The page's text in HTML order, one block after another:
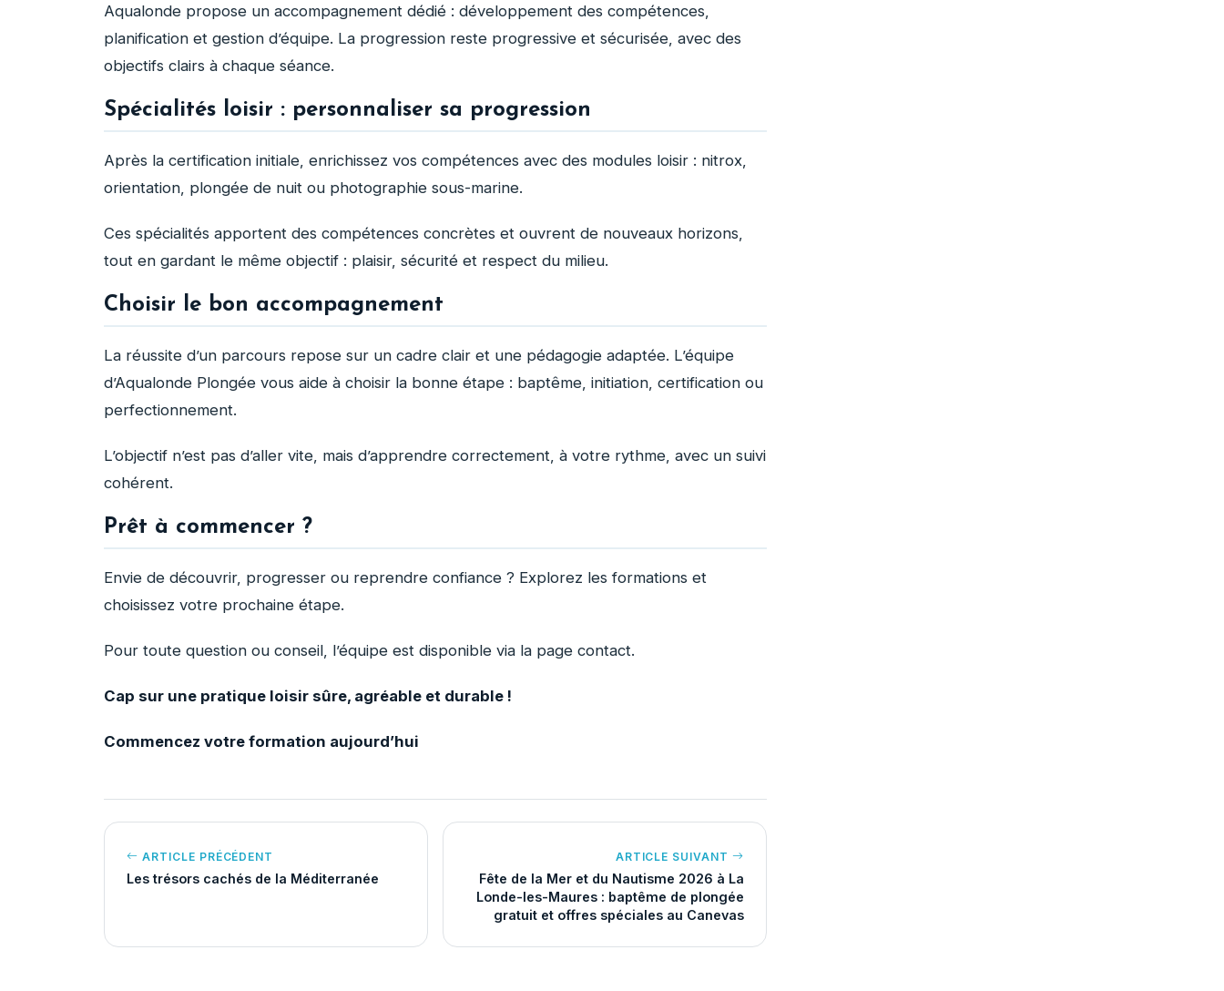
Aqualonde propose un accompagnement dédié : développement des compétences,
planification et gestion d’équipe. La progression reste progressive et sécurisée, avec des
objectifs clairs à chaque séance.
Spécialités loisir : personnaliser sa progression
Après la certification initiale, enrichissez vos compétences avec des modules loisir : nitrox,
orientation, plongée de nuit ou photographie sous-marine.
Ces spécialités apportent des compétences concrètes et ouvrent de nouveaux horizons,
tout en gardant le même objectif : plaisir, sécurité et respect du milieu.
Choisir le bon accompagnement
La réussite d’un parcours repose sur un cadre clair et une pédagogie adaptée. L’équipe
d’Aqualonde Plongée vous aide à choisir la bonne étape : baptême, initiation, certification ou
perfectionnement.
L’objectif n’est pas d’aller vite, mais d’apprendre correctement, à votre rythme, avec un suivi
cohérent.
Prêt à commencer ?
Envie de découvrir, progresser ou reprendre confiance ? Explorez les formations et
choisissez votre prochaine étape.
Pour toute question ou conseil, l’équipe est disponible via la page contact.
Cap sur une pratique loisir sûre, agréable et durable !
Commencez votre formation aujourd’hui
ARTICLE PRÉCÉDENT
Les trésors cachés de la Méditerranée
ARTICLE SUIVANT
Fête de la Mer et du Nautisme 2026 à La
Londe-les-Maures : baptême de plongée
gratuit et offres spéciales au Canevas